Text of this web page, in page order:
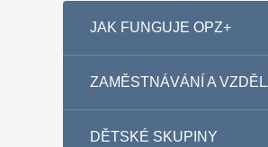
JAK FUNGUJE OPZ+
ZAMĚSTNÁVÁNÍ A
DĚTSKÉ SKUPINY